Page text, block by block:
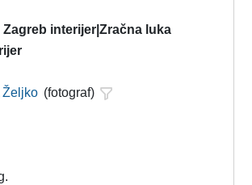
interijer|Zračna luka
Željko (fotograf)